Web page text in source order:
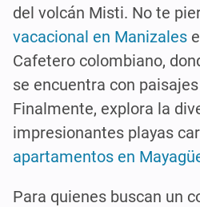
del volcán Misti. No te
vacacional en Manizales
Cafetero colombiano,
se encuentra con
Finalmente, explora la
impresionantes playas
apartamentos en
Para quienes buscan un